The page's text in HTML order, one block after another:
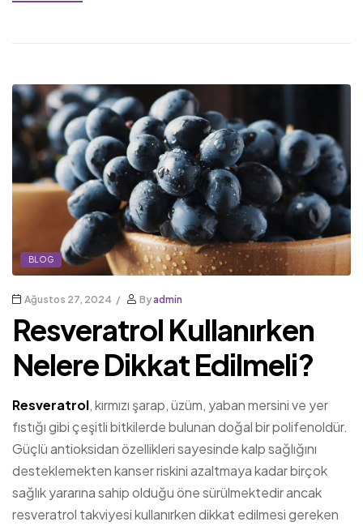
BLOG
Ağustos 27, 2024 Byadmin
Resveratrol Kullanırken
Nelere Dikkat Edilmeli?
Resveratrol, kırmızı şarap, üzüm, yaban mersini ve yer
fıstığı gibi çeşitli bitkilerde bulunan doğal bir polifenoldür.
Güçlü antioksidan özellikleri sayesinde kalp sağlığını
desteklemekten kanser riskini azaltmaya kadar birçok
sağlık yararına sahip olduğu öne sürülmektedir ancak
resveratrol takviyesi kullanırken dikkat edilmesi gereken